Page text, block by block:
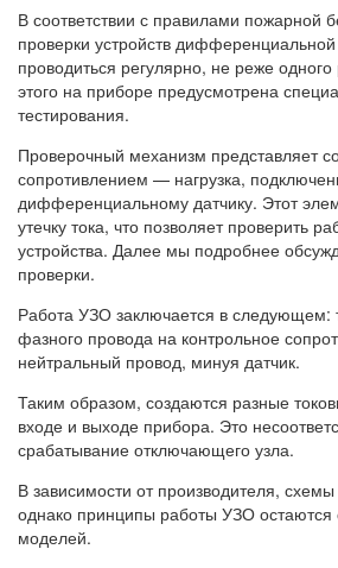
В соответствии с правилами пожарной
проверки устройств
проводиться регулярно, не реже
этого на приборе предусмотрена
тестирования.
Проверочный механизм представляет
сопротивлением — нагрузка,
дифференциальному датчику. Этот
утечку тока, что позволяет проверить
устройства. Далее мы подробнее
проверки.
Работа УЗО заключается в следующем:
фазного провода на контрольное
нейтральный провод, минуя датчик.
Таким образом, создаются разные
входе и выходе прибора. Это
срабатывание отключающего узла.
В зависимости от производителя, схемы
однако принципы работы УЗО остаются
моделей.